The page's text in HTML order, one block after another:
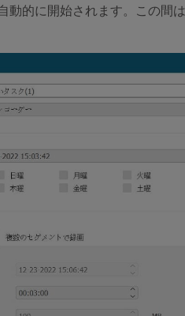
動的に開始されます。この間